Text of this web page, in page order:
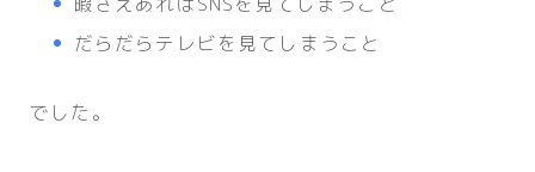
だらだらテレビを見てしまうこと
でした。